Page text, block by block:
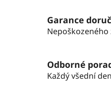
c
y
n
Garance
Nepoškozeného
Odborné
Každý všední den